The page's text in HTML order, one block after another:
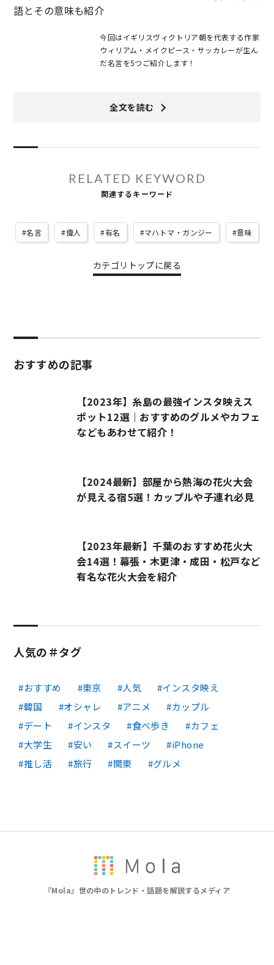
語とその意味も紹介
今回はイギリスヴィクトリア朝を代表する作家
ウィリアム・メイクピース・サッカレーが生ん
だ名言を5つご紹介します！
全文を読む
RELATED KEYWORD
関連するキーワード
名言 偉人 有名 マハトマ・ガンジー 意味
カテゴリトップに戻る
おすすめの記事
【2023年】糸島の最強インスタ映えス
ポット12選｜おすすめのグルメやカフェ
などもあわせて紹介！
【2024最新】部屋から熱海の花火大会
が見える宿5選！カップルや子連れ必見
【2023年最新】千葉のおすすめ花火大
会14選！幕張・木更津・成田・松戸など
有名な花火大会を紹介
人気の＃タグ
おすすめ 東京 人気
インスタ映え
韓国
オシャレ アニメ
カップル
デート
インスタ 食べ歩き
カフェ
大学生
安い スイーツ
iPhone
推し活
旅行 関東 グルメ
『Mola』世の中のトレンド・話題を解説するメディア